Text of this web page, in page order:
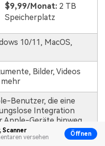
Scanner
versehen
Öffnen
$9,99/Monat:2 TB
Speicherplatz
10/11, MacOS,
Bilder, Videos
Benutzer, die eine
Integration
Apple-Geräte hinweg